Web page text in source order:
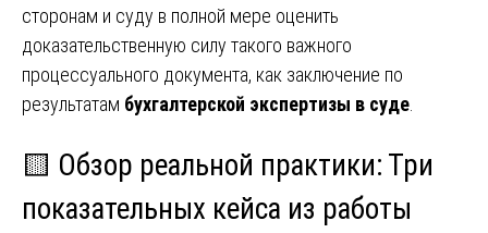
сторонам и суду в полной мере оценить
доказательственную силу такого важного
процессуального документа, как заключение по
результатам бухгалтерской экспертизы в суде
🟨 Обзор реальной практики: Три
показательных кейса из работы